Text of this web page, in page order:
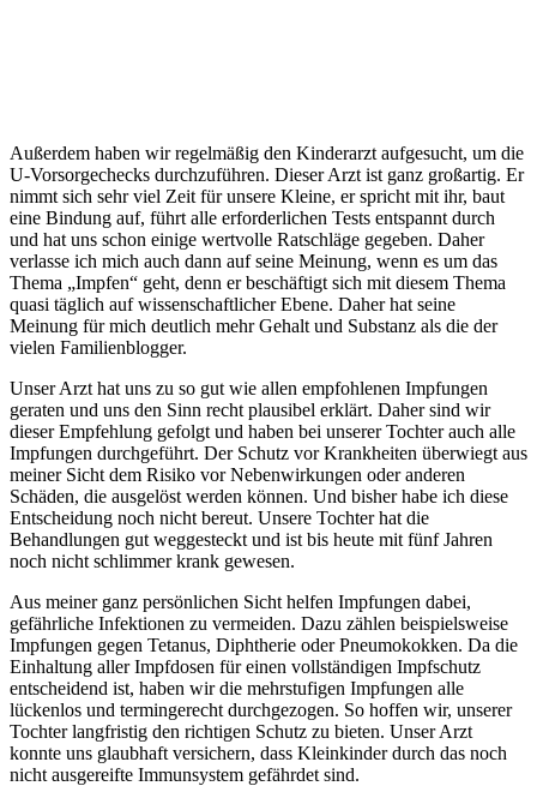
Außerdem haben wir regelmäßig den Kinderarzt aufgesucht, um die
U-Vorsorgechecks durchzuführen. Dieser Arzt ist ganz großartig. Er
nimmt sich sehr viel Zeit für unsere Kleine, er spricht mit ihr, baut
eine Bindung auf, führt alle erforderlichen Tests entspannt durch
und hat uns schon einige wertvolle Ratschläge gegeben. Daher
verlasse ich mich auch dann auf seine Meinung, wenn es um das
Thema „Impfen“ geht, denn er beschäftigt sich mit diesem Thema
quasi täglich auf wissenschaftlicher Ebene. Daher hat seine
Meinung für mich deutlich mehr Gehalt und Substanz als die der
vielen Familienblogger.
Unser Arzt hat uns zu so gut wie allen empfohlenen Impfungen
geraten und uns den Sinn recht plausibel erklärt. Daher sind wir
dieser Empfehlung gefolgt und haben bei unserer Tochter auch alle
Impfungen durchgeführt. Der Schutz vor Krankheiten überwiegt aus
meiner Sicht dem Risiko vor Nebenwirkungen oder anderen
Schäden, die ausgelöst werden können. Und bisher habe ich diese
Entscheidung noch nicht bereut. Unsere Tochter hat die
Behandlungen gut weggesteckt und ist bis heute mit fünf Jahren
noch nicht schlimmer krank gewesen.
Aus meiner ganz persönlichen Sicht helfen Impfungen dabei,
gefährliche Infektionen zu vermeiden. Dazu zählen beispielsweise
Impfungen gegen Tetanus, Diphtherie oder Pneumokokken. Da die
Einhaltung aller Impfdosen für einen vollständigen Impfschutz
entscheidend ist, haben wir die mehrstufigen Impfungen alle
lückenlos und termingerecht durchgezogen. So hoffen wir, unserer
Tochter langfristig den richtigen Schutz zu bieten. Unser Arzt
konnte uns glaubhaft versichern, dass Kleinkinder durch das noch
nicht ausgereifte Immunsystem gefährdet sind.